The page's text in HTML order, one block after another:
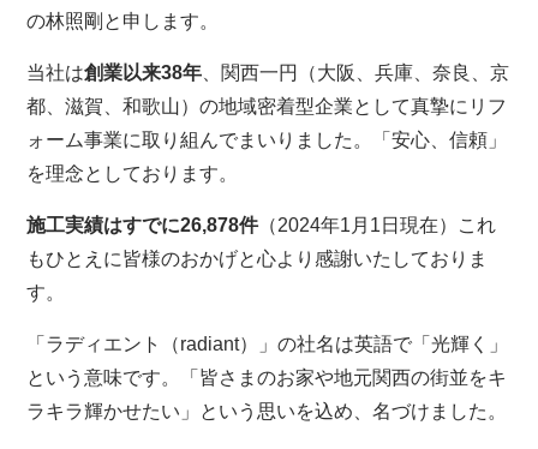
の林照剛と申します。
当社は創業以来38年 、関西一円（大阪、兵庫、奈良、京
都、滋賀、和歌山）の地域密着型企業として真摯にリフ
ォーム事業に取り組んでまいりました。「安心、信頼」
を理念としております。
施工実績はすでに26,878件（2024年1月1日現在）これ
もひとえに皆様のおかげと心より感謝いたしておりま
す。
「ラディエント（radiant）」の社名は英語で「光輝く」
という意味です。「皆さまのお家や地元関西の街並をキ
ラキラ輝かせたい」という思いを込め、名づけました。